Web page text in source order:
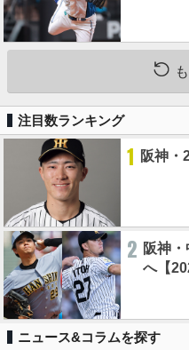
注目数ランキング
1 阪神・
2 阪神
へ【
ニュース&コラムを探す